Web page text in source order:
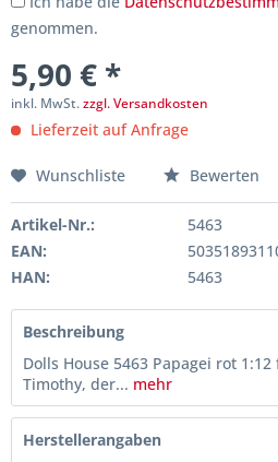
genommen.
5,90 € *
inkl. MwSt.zzgl. Versandkosten
Lieferzeit auf Anfrage
Wunschliste Bewerten
Artikel-Nr.:
5463
EAN:
HAN:
5463
Beschreibung
Dolls House 5463 Papagei rot
Timothy, der... mehr
Herstellerangaben